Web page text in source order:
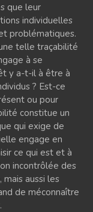
que leur
individuelles
problématiques.
telle traçabilité
à se
y a-t-il à être à
? Est-ce
ou pour
constitue un
qui exige de
engage en
ce qui est et à
incontrôlée des
mais aussi les
de méconnaître